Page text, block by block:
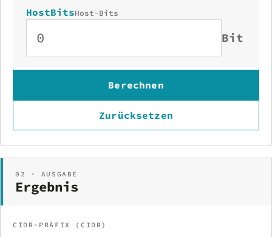
HostBitsHost-Bits
Bit
Berechnen
Zurücksetzen
02 · AUSGABE
Ergebnis
CIDR-PRÄFIX (CIDR)